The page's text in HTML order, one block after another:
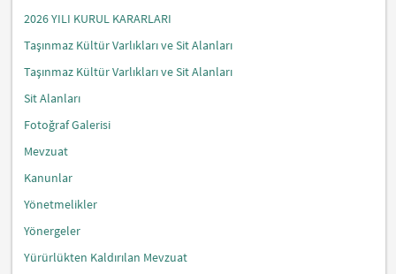
2026 YILI KURUL KARARLARI
Taşınmaz Kültür Varlıkları ve Sit Alanları
Taşınmaz Kültür Varlıkları ve Sit Alanları
Sit Alanları
Fotoğraf Galerisi
Mevzuat
Kanunlar
Yönetmelikler
Yönergeler
Yürürlükten Kaldırılan Mevzuat